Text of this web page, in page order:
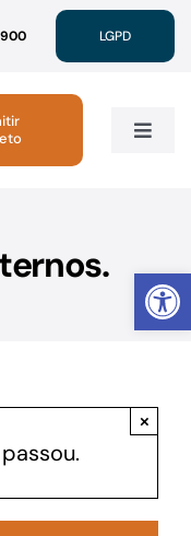
Abrir
LGPD
Toggle
×